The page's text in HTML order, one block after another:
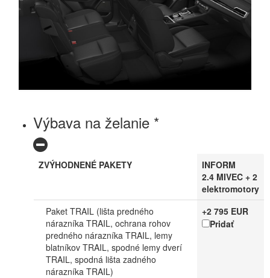
Výbava na želanie *
ZVÝHODNENÉ PAKETY
INFORM
2.4 MIVEC + 2
elektromotory
Paket TRAIL (lišta predného
nárazníka TRAIL, ochrana rohov
predného nárazníka TRAIL, lemy
blatníkov TRAIL, spodné lemy dverí
TRAIL, spodná lišta zadného
nárazníka TRAIL)
+2 795 EUR
Pridať